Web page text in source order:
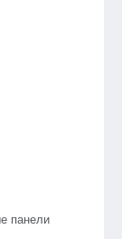
панели